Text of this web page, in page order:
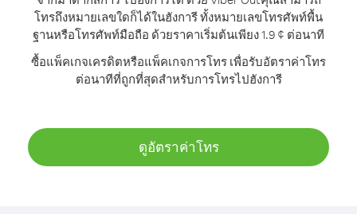
โทรถึงหมายเลขใดก็ได้ในฮังการี ทั้งหมายเลขโทรศัพท์พื้น
ฐานหรือโทรศัพท์มือถือ ด้วยราคาเริ่มต้นเพียง 1.9 ¢ ต่อนาที
ซื้อแพ็คเกจเครดิตหรือแพ็คเกจการโทร เพื่อรับอัตราค่าโทร
ต่อนาทีที่ถูกที่สุดสำหรับการโทรไปฮังการี
ดูอัตราค่าโทร